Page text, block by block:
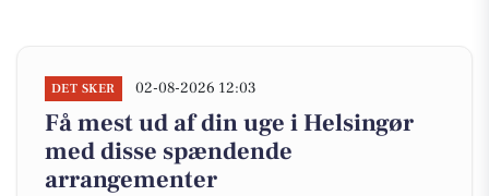
DET SKER 02-08-2026 12:03
Få mest ud af din uge i Helsingør
med disse spændende
arrangementer